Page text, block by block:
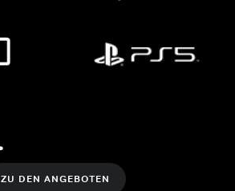
ZU DEN ANGEBOTEN